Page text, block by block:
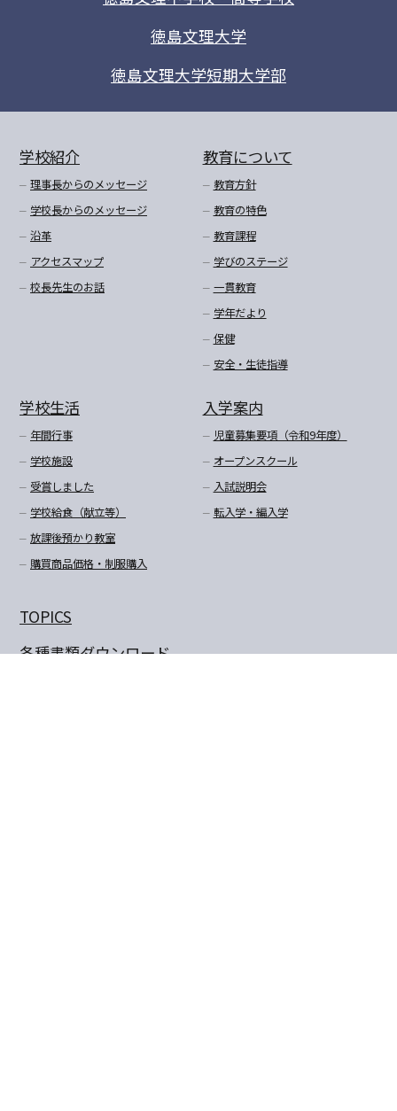
徳島文理大学
徳島文理大学短期大学部
学校紹介
理事長からのメッセージ
学校長からのメッセージ
沿革
アクセスマップ
校長先生のお話
教育について
教育方針
教育の特色
教育課程
学びのステージ
一貫教育
学年だより
保健
安全・生徒指導
学校生活
年間行事
学校施設
受賞しました
学校給食（献立等）
放課後預かり教室
購買商品価格・制服購入
入学案内
児童募集要項（令和9年度）
オープンスクール
入試説明会
転入学・編入学
TOPICS
各種書類ダウンロード